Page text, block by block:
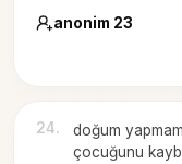
anonim 23
24.
doğum
çocuğunu